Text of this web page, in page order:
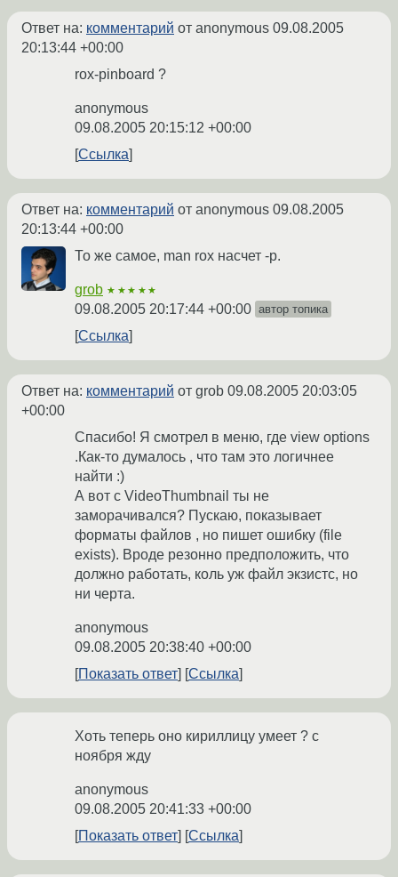
Ответ на: комментарий от anonymous 09.08.2005
20:13:44 +00:00
rox-pinboard ?
anonymous
09.08.2005 20:15:12 +00:00
Ссылка
Ответ на: комментарий от anonymous 09.08.2005
20:13:44 +00:00
То же самое, man rox насчет -p.
grob ★★★★★
09.08.2005 20:17:44 +00:00 автор топика
Ссылка
Ответ на: комментарий от grob 09.08.2005 20:03:05
+00:00
Спасибо! Я смотрел в меню, где view options
.Как-то думалось , что там это логичнее
найти :)
А вот с VideoThumbnail ты не
заморачивался? Пускаю, показывает
форматы файлов , но пишет ошибку (file
exists). Вроде резонно предположить, что
должно работать, коль уж файл экзистс, но
ни черта.
anonymous
09.08.2005 20:38:40 +00:00
Показать ответ
Ссылка
Хоть теперь оно кириллицу умеет ? с
ноября жду
anonymous
09.08.2005 20:41:33 +00:00
Показать ответ
Ссылка